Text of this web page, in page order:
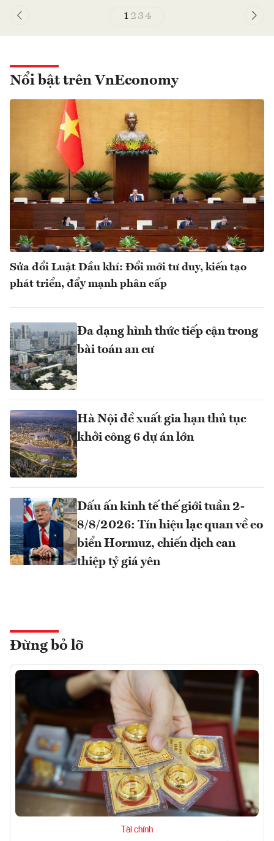
1 23 4
Nổi bật trên VnEconomy
Sửa đổi Luật Dầu khí: Đổi mới tư duy, kiến tạo
phát triển, đẩy mạnh phân cấp
Đa dạng hình thức tiếp cận trong
bài toán an cư
Hà Nội đề xuất gia hạn thủ tục
khởi công 6 dự án lớn
Dấu ấn kinh tế thế giới tuần 2-
8/8/2026: Tín hiệu lạc quan về eo
biển Hormuz, chiến dịch can
thiệp tỷ giá yên
Đừng bỏ lỡ
Tài chính